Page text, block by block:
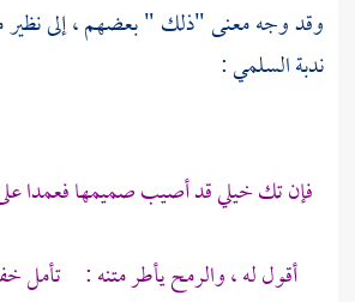
وقد وجه معنى "ذلك " بعضهم ، إلى
ندبة السلمي:
فإن تك خيلي قد أصيب صميمها فعمدا
أقول له ، والرمح يأطر متنه : تأمل